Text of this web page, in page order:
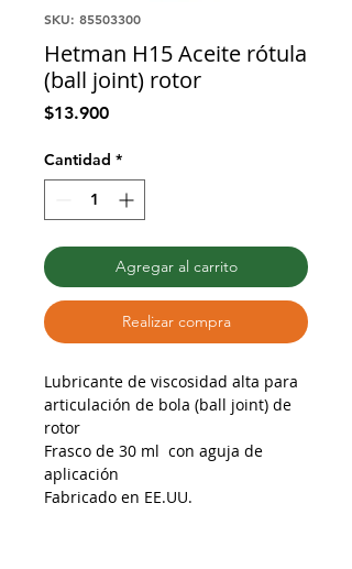
SKU: 85503300
Hetman H15 Aceite rótula
(ball joint) rotor
$13.900Precio
Cantidad *
Agregar al carrito
Realizar compra
Lubricante de viscosidad alta para
articulación de bola (ball joint) de
rotor
Frasco de 30 ml con aguja de
aplicación
Fabricado en EE.UU.